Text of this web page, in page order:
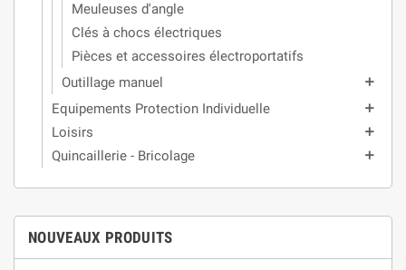
Meuleuses d'angle
Clés à chocs électriques
Pièces et accessoires électroportatifs
Outillage manuel
add
Equipements Protection Individuelle add
Loisirs add
Quincaillerie - Bricolage add
NOUVEAUX PRODUITS